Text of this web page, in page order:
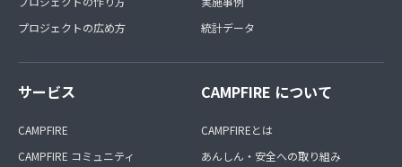
プロジェクトの広め方
統計データ
サービス
CAMPFIRE
CAMPFIRE コミュニティ
CAMPFIRE について
CAMPFIREとは
あんしん・安全への取り組み